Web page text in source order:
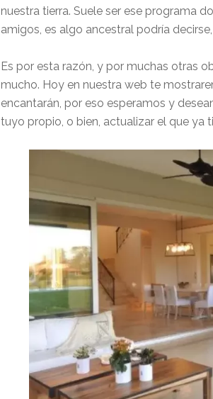
nuestra tierra. Suele ser ese programa
amigos, es algo ancestral podría
Es por esta razón, y por muchas otras
mucho. Hoy en nuestra web te
encantarán, por eso esperamos y
tuyo propio, o bien, actualizar el que ya